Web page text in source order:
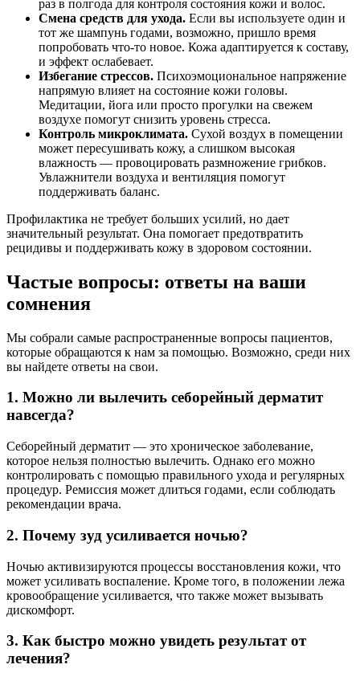
раз в полгода для контроля состояния кожи и волос.
Смена средств для ухода. Если вы используете один и
тот же шампунь годами, возможно, пришло время
попробовать что-то новое. Кожа адаптируется к составу,
и эффект ослабевает.
Избегание стрессов. Психоэмоциональное напряжение
напрямую влияет на состояние кожи головы.
Медитации, йога или просто прогулки на свежем
воздухе помогут снизить уровень стресса.
Контроль микроклимата. Сухой воздух в помещении
может пересушивать кожу, а слишком высокая
влажность — провоцировать размножение грибков.
Увлажнители воздуха и вентиляция помогут
поддерживать баланс.
Профилактика не требует больших усилий, но дает
значительный результат. Она помогает предотвратить
рецидивы и поддерживать кожу в здоровом состоянии.
Частые вопросы: ответы на ваши
сомнения
Мы собрали самые распространенные вопросы пациентов,
которые обращаются к нам за помощью. Возможно, среди них
вы найдете ответы на свои.
1. Можно ли вылечить себорейный дерматит
навсегда?
Себорейный дерматит — это хроническое заболевание,
которое нельзя полностью вылечить. Однако его можно
контролировать с помощью правильного ухода и регулярных
процедур. Ремиссия может длиться годами, если соблюдать
рекомендации врача.
2. Почему зуд усиливается ночью?
Ночью активизируются процессы восстановления кожи, что
может усиливать воспаление. Кроме того, в положении лежа
кровообращение усиливается, что также может вызывать
дискомфорт.
3. Как быстро можно увидеть результат от
лечения?